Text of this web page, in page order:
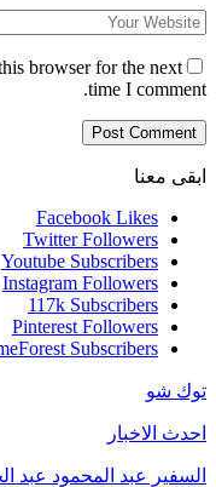
browser for the next
time I comment.
ابقى معنا
Facebook Likes
Twitter Followers
Youtube Subscribers
Instagram Followers
117k Subscribers
Pinterest Followers
Subscribers
توك شو
احدث الاخبار
السفير عبد المحمود عبد